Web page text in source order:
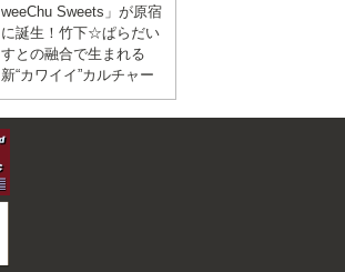
weeChu Sweets」が原宿
に誕生！竹下☆ぱらだい
すとの融合で生まれる
新“カワイイ”カルチャー